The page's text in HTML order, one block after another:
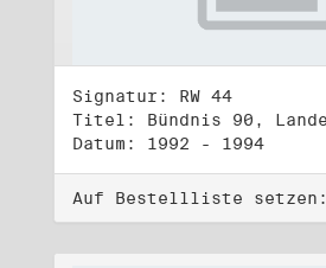
Signatur: RW 44
Datum: 1992 - 1994
Auf Bestellliste setzen: